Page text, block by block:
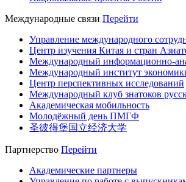
Международные связи Перейти
Управление международного
Центр изучения Китая и стран
Международный информационно-
Международный институт
Центр перспективных исследований
Международный клуб знатоков
Академическая мобильность
Молодёжный день ПМГФ
圣彼得堡国立经济大学
Партнерство Перейти
Академические партнеры